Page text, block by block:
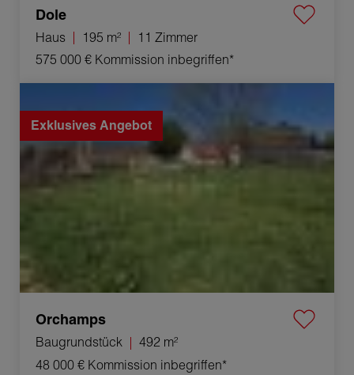
Dole
Haus 195 m²
11 Zimmer
575 000 € Kommission inbegriffen*
Exklusives Angebot
Orchamps
Baugrundstück
492 m²
48 000 € Kommission inbegriffen*